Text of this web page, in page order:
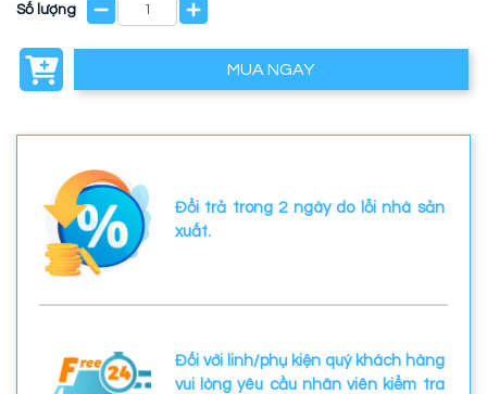
Số lượng
MUA NGAY
Đổi trả trong 2 ngày do lỗi nhà sản
xuất.
Đối với linh/phụ kiện quý khách hàng
vui lòng yêu cầu nhân viên kiểm tra